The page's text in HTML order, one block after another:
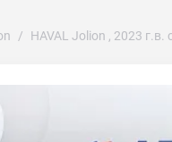
HAVAL Jolion , 2023